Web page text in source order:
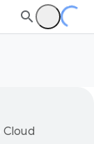
Cloud